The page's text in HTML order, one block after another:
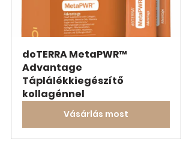
doTERRA MetaPWR™
Advantage
Táplálékkiegészítő
kollagénnel
Vásárlás most